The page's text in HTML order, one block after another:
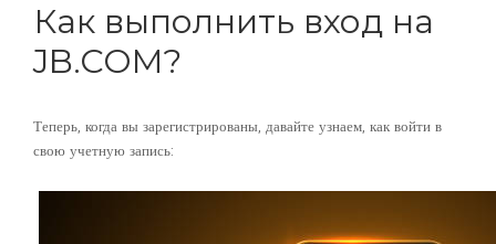
Как выполнить вход на
JB.COM?
Теперь, когда вы зарегистрированы, давайте узнаем, как войти в
свою учетную запись: